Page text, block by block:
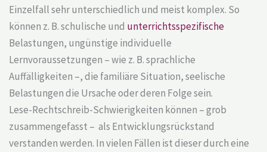
Einzelfall sehr unterschiedlich und meist komplex. So
können z. B. schulische und unterrichtsspezifische
Belastungen, ungünstige individuelle
Lernvoraussetzungen – wie z. B. sprachliche
Auffälligkeiten –, die familiäre Situation, seelische
Belastungen die Ursache oder deren Folge sein.
Lese-Rechtschreib-Schwierigkeiten können – grob
zusammengefasst – als Entwicklungsrückstand
verstanden werden. In vielen Fällen ist dieser durch eine